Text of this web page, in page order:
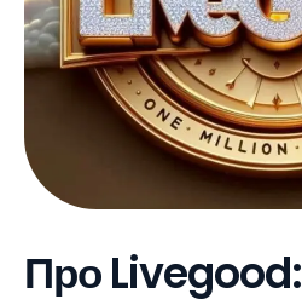
Про Livegood: